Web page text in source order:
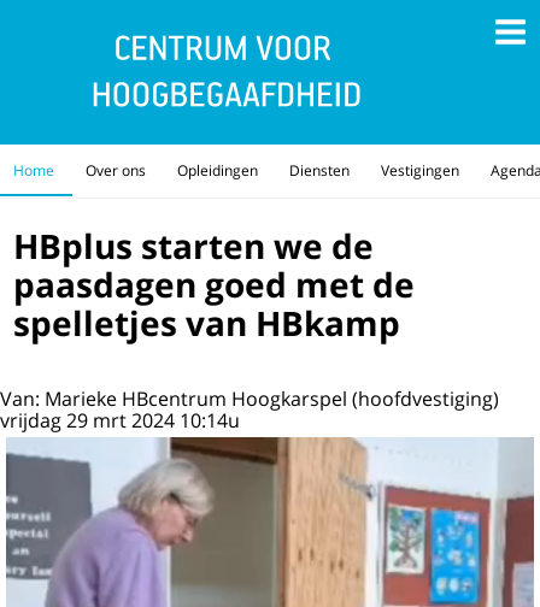
Home Over ons Opleidingen Diensten Vestigingen
HBplus starten we de
paasdagen goed met de
spelletjes van HBkamp
Van: Marieke HBcentrum Hoogkarspel (hoofdvestiging)
vrijdag 29 mrt 2024 10:14u